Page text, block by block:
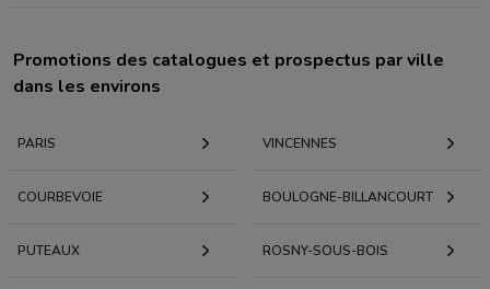
Promotions des catalogues et prospectus par ville
dans les environs
PARIS VINCENNES
COURBEVOIE BOULOGNE-BILLANCOURT
PUTEAUX ROSNY-SOUS-BOIS